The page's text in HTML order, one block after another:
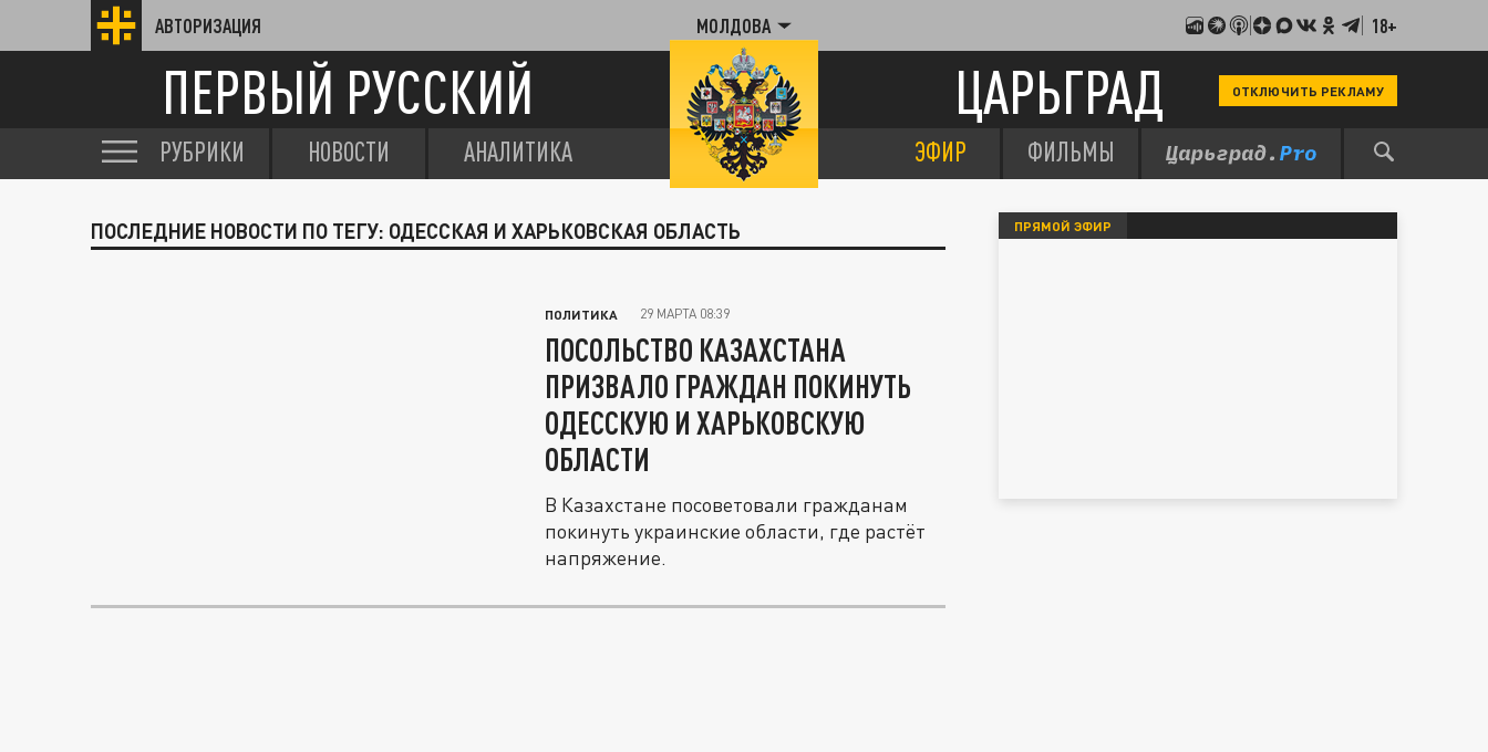
АВТОРИЗАЦИЯ МОЛДОВА 18+
ПЕРВЫЙ РУССКИЙ ЦАРЬГРАД ОТКЛЮЧИТЬ РЕКЛАМУ
РУБРИКИ НОВОСТИ АНАЛИТИКА ЭФИР ФИЛЬМЫ
ПОСЛЕДНИЕ НОВОСТИ ПО ТЕГУ: ОДЕССКАЯ И ХАРЬКОВСКАЯ ОБЛАСТЬ
ПОЛИТИКА 29 МАРТА 08:39
ПОСОЛЬСТВО КАЗАХСТАНА
ПРИЗВАЛО ГРАЖДАН ПОКИНУТЬ
ОДЕССКУЮ И ХАРЬКОВСКУЮ
ОБЛАСТИ
В Казахстане посоветовали гражданам
покинуть украинские области, где растёт
напряжение.
ПРЯМОЙ ЭФИР